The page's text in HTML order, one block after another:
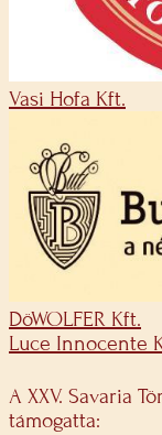
Vasi Hofa Kft.
DöWOLFER Kft.
Luce Innocente
A XXV. Savaria
támogatta: